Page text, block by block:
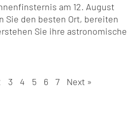
am 12. August
Sie den besten Ort, bereiten
Sie ihre astronomische
3 4 5 6 7 Next »